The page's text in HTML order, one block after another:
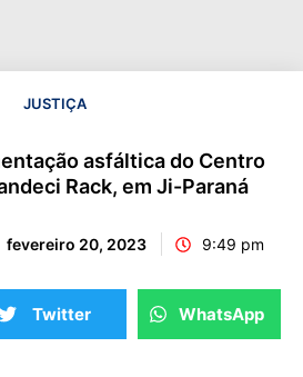
JUSTIÇA
asfáltica do Centro
Rack, em Ji-Paraná
fevereiro 20, 2023 9:49 pm
Twitter WhatsApp